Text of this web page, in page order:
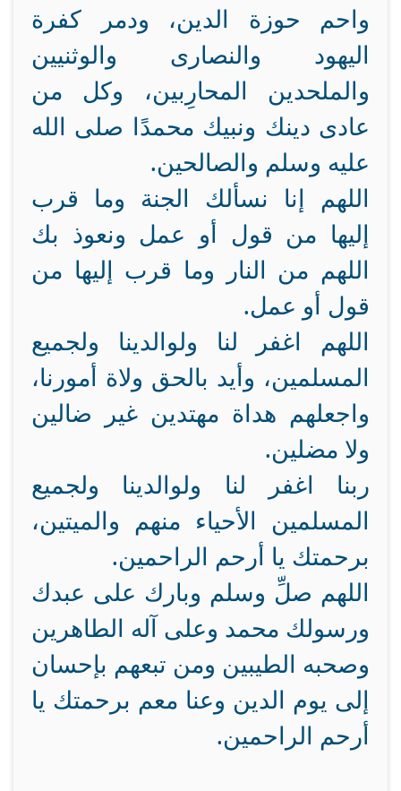
واحم حوزة الدين، ودمر كفرة
اليهود والنصارى والوثنيين
والملحدين المحارِبين، وكل من
عادى دينك ونبيك محمدًا صلى الله
عليه وسلم والصالحين.
اللهم إنا نسألك الجنة وما قرب
إليها من قول أو عمل ونعوذ بك
اللهم من النار وما قرب إليها من
قول أو عمل.
اللهم اغفر لنا ولوالدينا ولجميع
المسلمين، وأيد بالحق ولاة أمورنا،
واجعلهم هداة مهتدين غير ضالين
ولا مضلين.
ربنا اغفر لنا ولوالدينا ولجميع
المسلمين الأحياء منهم والميتين،
برحمتك يا أرحم الراحمين.
اللهم صلِّ وسلم وبارك على عبدك
ورسولك محمد وعلى آله الطاهرين
وصحبه الطيبين ومن تبعهم بإحسان
إلى يوم الدين وعنا معم برحمتك يا
أرحم الراحمين.